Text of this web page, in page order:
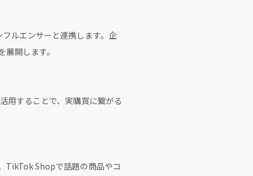
ルエンサーと連携します。企
開します。
用することで、実購買に繋がる
TikTok Shopで話題の商品やコ